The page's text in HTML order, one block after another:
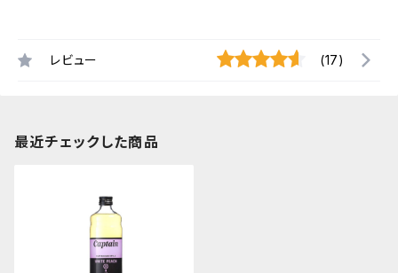
レビュー (17)
最近チェックした商品